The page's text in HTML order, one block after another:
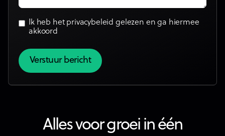
Ik heb het privacybeleid gelezen en ga hiermee
akkoord
Alles voor groei in één